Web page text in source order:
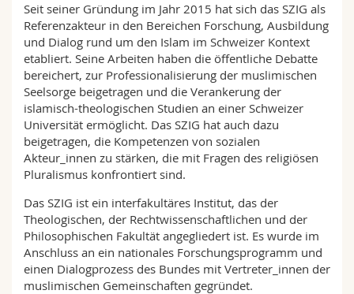
Seit seiner Gründung im Jahr 2015 hat sich das SZIG als
Referenzakteur in den Bereichen Forschung, Ausbildung
und Dialog rund um den Islam im Schweizer Kontext
etabliert. Seine Arbeiten haben die öffentliche Debatte
bereichert, zur Professionalisierung der muslimischen
Seelsorge beigetragen und die Verankerung der
islamisch-theologischen Studien an einer Schweizer
Universität ermöglicht. Das SZIG hat auch dazu
beigetragen, die Kompetenzen von sozialen
Akteur_innen zu stärken, die mit Fragen des religiösen
Pluralismus konfrontiert sind.
Das SZIG ist ein interfakultäres Institut, das der
Theologischen, der Rechtwissenschaftlichen und der
Philosophischen Fakultät angegliedert ist. Es wurde im
Anschluss an ein nationales Forschungsprogramm und
einen Dialogprozess des Bundes mit Vertreter_innen der
muslimischen Gemeinschaften gegründet.